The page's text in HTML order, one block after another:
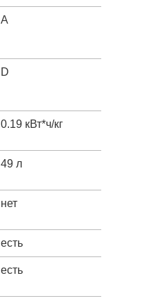
A
D
0.19 кВт*ч/кг
49 л
нет
есть
есть